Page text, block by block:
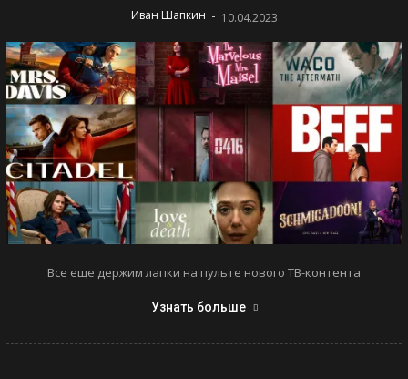
Иван Шапкин - 10.04.2023
Все еще держим лапки на пульте нового ТВ-контента
Узнать больше